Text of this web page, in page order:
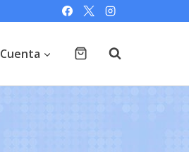
Cuenta